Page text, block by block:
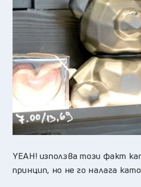
YEAH! използва този факт
принцип, но не го налага